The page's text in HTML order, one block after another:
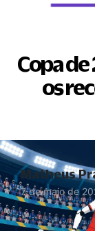
Copa
os
7 de maio de
Matheus